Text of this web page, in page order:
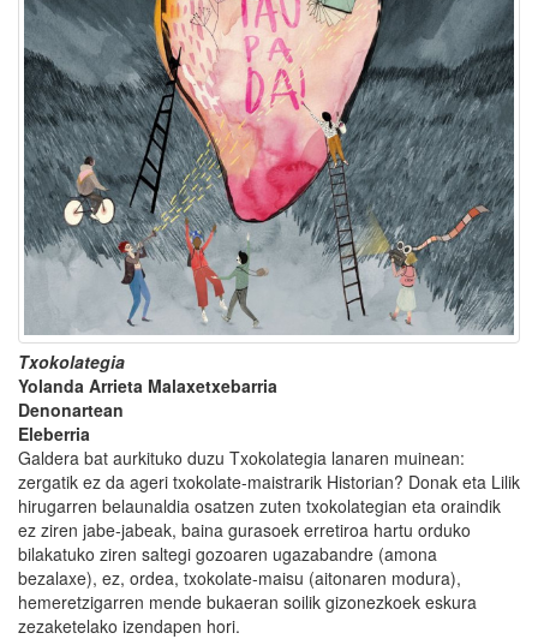
Txokolategia
Yolanda Arrieta Malaxetxebarria
Denonartean
Eleberria
Galdera bat aurkituko duzu Txokolategia lanaren muinean:
zergatik ez da ageri txokolate-maistrarik Historian? Donak eta Lilik
hirugarren belaunaldia osatzen zuten txokolategian eta oraindik
ez ziren jabe-jabeak, baina gurasoek erretiroa hartu orduko
bilakatuko ziren saltegi gozoaren ugazabandre (amona
bezalaxe), ez, ordea, txokolate-maisu (aitonaren modura),
hemeretzigarren mende bukaeran soilik gizonezkoek eskura
zezaketelako izendapen hori.